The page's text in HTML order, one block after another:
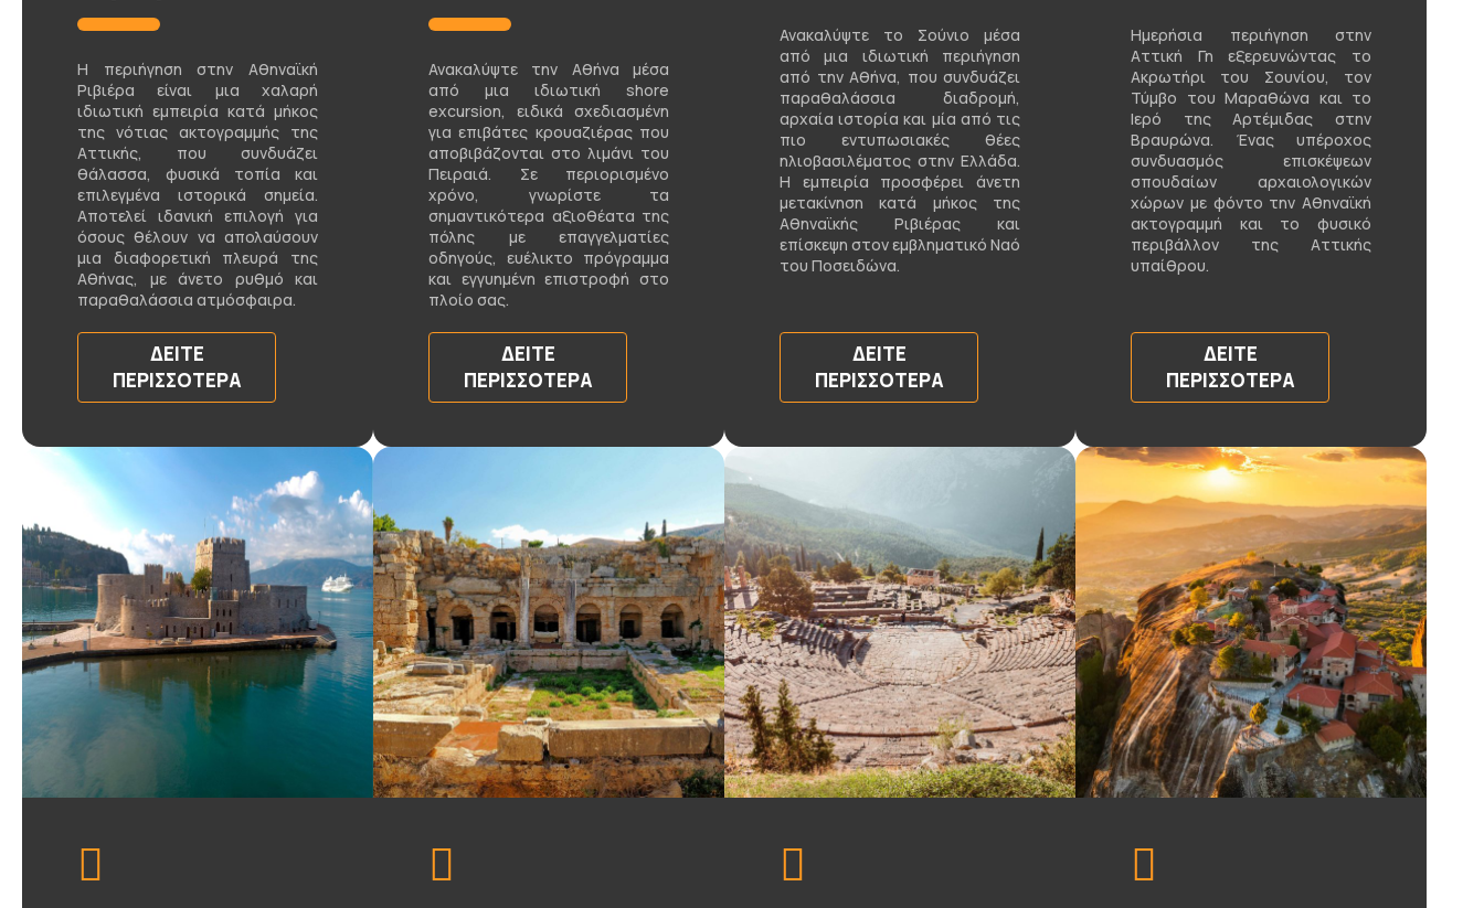
Η περιήγηση στην Αθηναϊκή
Ριβιέρα είναι μια χαλαρή
ιδιωτική εμπειρία κατά μήκος
της νότιας ακτογραμμής της
Αττικής, που συνδυάζει
θάλασσα, φυσικά τοπία και
επιλεγμένα ιστορικά σημεία.
Αποτελεί ιδανική επιλογή για
όσους θέλουν να απολαύσουν
μια διαφορετική πλευρά της
Αθήνας, με άνετο ρυθμό και
παραθαλάσσια ατμόσφαιρα.
ΔΕΊΤΕ
ΠΕΡΙΣΣΌΤΕΡΑ
Ανακαλύψτε την Αθήνα μέσα
από μια ιδιωτική shore
excursion, ειδικά σχεδιασμένη
για επιβάτες κρουαζιέρας που
αποβιβάζονται στο λιμάνι του
Πειραιά. Σε περιορισμένο
χρόνο, γνωρίστε τα
σημαντικότερα αξιοθέατα της
πόλης με επαγγελματίες
οδηγούς, ευέλικτο πρόγραμμα
και εγγυημένη επιστροφή στο
πλοίο σας.
ΔΕΊΤΕ
ΠΕΡΙΣΣΌΤΕΡΑ
Ανακαλύψτε το Σούνιο μέσα
από μια ιδιωτική περιήγηση
από την Αθήνα, που συνδυάζει
παραθαλάσσια διαδρομή,
αρχαία ιστορία και μία από τις
πιο εντυπωσιακές θέες
ηλιοβασιλέματος στην Ελλάδα.
Η εμπειρία προσφέρει άνετη
μετακίνηση κατά μήκος της
Αθηναϊκής Ριβιέρας και
επίσκεψη στον εμβληματικό Ναό
του Ποσειδώνα.
ΔΕΊΤΕ
ΠΕΡΙΣΣΌΤΕΡΑ
Ημερήσια περιήγηση στην
Αττική Γη εξερευνώντας το
Ακρωτήρι του Σουνίου, τον
Τύμβο του Μαραθώνα και το
Ιερό της Αρτέμιδας στην
Βραυρώνα. Ένας υπέροχος
συνδυασμός επισκέψεων
σπουδαίων αρχαιολογικών
χώρων με φόντο την Αθηναϊκή
ακτογραμμή και το φυσικό
περιβάλλον της Αττικής
υπαίθρου.
ΔΕΊΤΕ
ΠΕΡΙΣΣΌΤΕΡΑ